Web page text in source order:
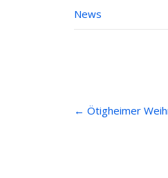
News
Post
navigation
← Ötigheimer